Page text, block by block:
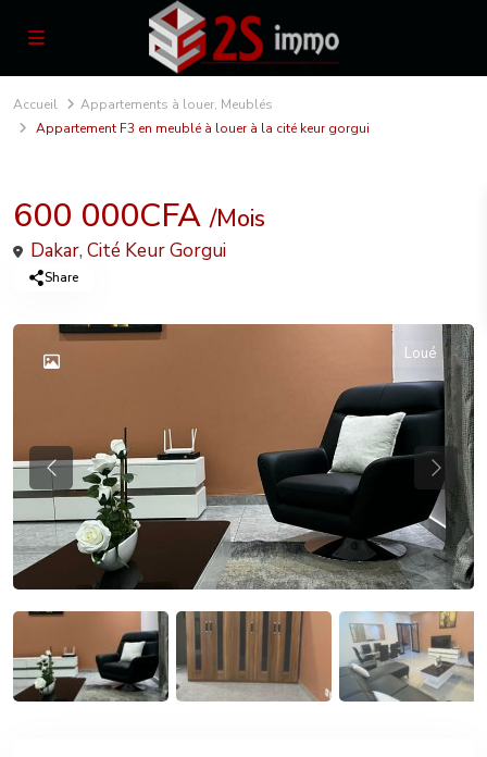
Accueil Appartements à louer, Meublés
Appartement F3 en meublé à louer à la cité keur gorgui
600 000CFA/Mois
Dakar, Cité Keur Gorgui
Share
Loué
Previous